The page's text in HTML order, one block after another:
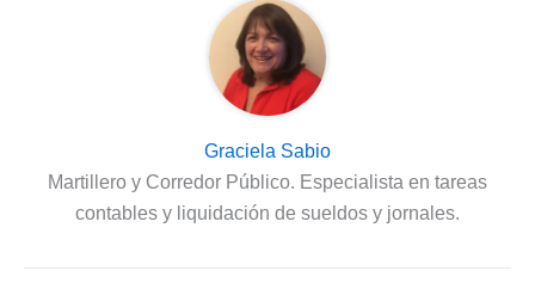
Graciela Sabio
Martillero y Corredor Público. Especialista en tareas
contables y liquidación de sueldos y jornales.